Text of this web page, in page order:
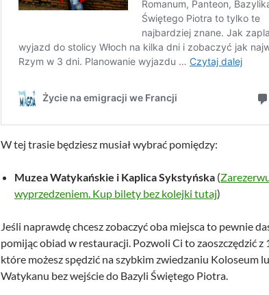
W tej trasie będziesz musiał wybrać pomiędzy:
Muzea Watykańskie i Kaplica Sykstyńska (
wyprzedzeniem. Kup bilety bez kolejki tutaj)
Jeśli naprawdę chcesz zobaczyć oba miejsca to pewnie
pomijąc obiad w restauracji. Pozwoli Ci to zaoszczędzić z
które możesz spędzić na szybkim zwiedzaniu Koloseum
Watykanu bez wejście do Bazyli Świętego Piotra.